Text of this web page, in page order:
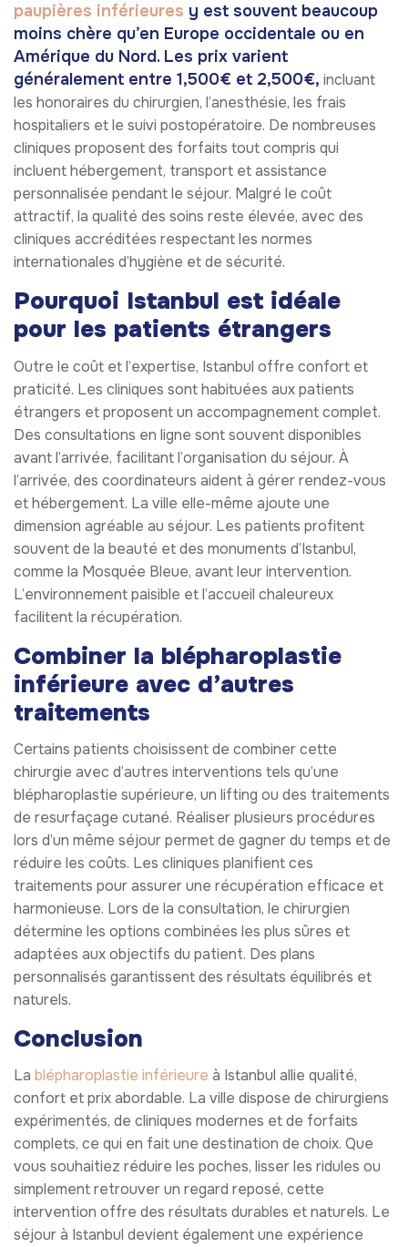
paupières inférieures y est souvent beaucoup
moins chère qu’en Europe occidentale ou en
Amérique du Nord. Les prix varient
généralement entre 1,500€ et 2,500€, incluant
les honoraires du chirurgien, l’anesthésie, les frais
hospitaliers et le suivi postopératoire. De nombreuses
cliniques proposent des forfaits tout compris qui
incluent hébergement, transport et assistance
personnalisée pendant le séjour. Malgré le coût
attractif, la qualité des soins reste élevée, avec des
cliniques accréditées respectant les normes
internationales d’hygiène et de sécurité.
Pourquoi Istanbul est idéale
pour les patients étrangers
Outre le coût et l’expertise, Istanbul offre confort et
praticité. Les cliniques sont habituées aux patients
étrangers et proposent un accompagnement complet.
Des consultations en ligne sont souvent disponibles
avant l’arrivée, facilitant l’organisation du séjour. À
l’arrivée, des coordinateurs aident à gérer rendez-vous
et hébergement. La ville elle-même ajoute une
dimension agréable au séjour. Les patients profitent
souvent de la beauté et des monuments d’Istanbul,
comme la Mosquée Bleue, avant leur intervention.
L’environnement paisible et l’accueil chaleureux
facilitent la récupération.
Combiner la blépharoplastie
inférieure avec d’autres
traitements
Certains patients choisissent de combiner cette
chirurgie avec d’autres interventions tels qu’une
blépharoplastie supérieure, un lifting ou des traitements
de resurfaçage cutané. Réaliser plusieurs procédures
lors d’un même séjour permet de gagner du temps et de
réduire les coûts. Les cliniques planifient ces
traitements pour assurer une récupération efficace et
harmonieuse. Lors de la consultation, le chirurgien
détermine les options combinées les plus sûres et
adaptées aux objectifs du patient. Des plans
personnalisés garantissent des résultats équilibrés et
naturels.
Conclusion
La blépharoplastie inférieure à Istanbul allie qualité,
confort et prix abordable. La ville dispose de chirurgiens
expérimentés, de cliniques modernes et de forfaits
complets, ce qui en fait une destination de choix. Que
vous souhaitiez réduire les poches, lisser les ridules ou
simplement retrouver un regard reposé, cette
intervention offre des résultats durables et naturels. Le
séjour à Istanbul devient également une expérience